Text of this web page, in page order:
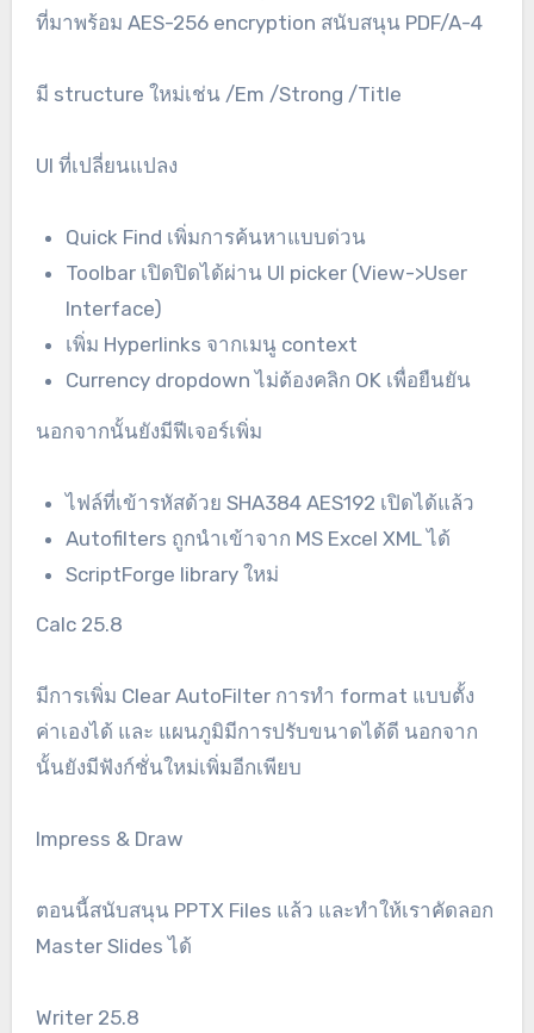
ที่มาพร้อม AES-256 encryption สนับสนุน PDF/A-4
มี structure ใหม่เช่น /Em /Strong /Title
UI ที่เปลี่ยนแปลง
Quick Find เพิ่มการค้นหาแบบด่วน
Toolbar เปิดปิดได้ผ่าน UI picker (View->User
Interface)
เพิ่ม Hyperlinks จากเมนู context
Currency dropdown ไม่ต้องคลิก OK เพื่อยืนยัน
นอกจากนั้นยังมีฟีเจอร์เพิ่ม
ไฟล์ที่เข้ารหัสด้วย SHA384 AES192 เปิดได้แล้ว
Autofilters ถูกนำเข้าจาก MS Excel XML ได้
ScriptForge library ใหม่
Calc 25.8
มีการเพิ่ม Clear AutoFilter การทำ format แบบตั้ง
ค่าเองได้ และ แผนภูมิมีการปรับขนาดได้ดี นอกจาก
นั้นยังมีฟังก์ชั่นใหม่เพิ่มอีกเพียบ
Impress & Draw
ตอนนี้สนับสนุน PPTX Files แล้ว และทำให้เราคัดลอก
Master Slides ได้
Writer 25.8